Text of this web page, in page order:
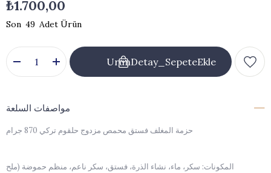
₺1.700,00
49
مواصفات السلعة
حزمة المغلف فستق محمص مزدوج حلقوم تركي 870 جرام
المكونات: سكر، ماء، نشاء الذرة، فستق، سكر ناعم، منظم حموضة (ملح